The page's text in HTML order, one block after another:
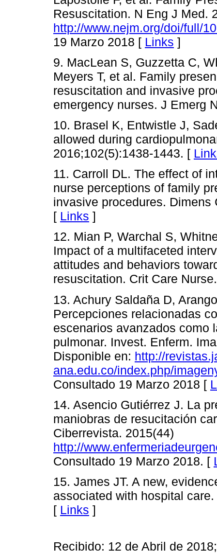
Resuscitation. N Eng J Med.
http://www.nejm.org/doi/full/
19 Marzo 2018 [ Links ]
9. MacLean S, Guzzetta C,
Meyers T, et al. Family
resuscitation and invasive
emergency nurses. J Emerg
10. Brasel K, Entwistle J,
allowed during
2016;102(5):1438-1443. [
11. Carroll DL. The effect of
nurse perceptions of family
invasive procedures. Dimens
[ Links ]
12. Mian P, Warchal S,
Impact of a multifaceted
attitudes and behaviors
resuscitation. Crit Care
13. Achury Saldaña D,
Percepciones relacionadas
escenarios avanzados como
pulmonar. Invest. Enferm.
Disponible en: http://
ana.edu.co/index.php/
Consultado 19 Marzo 2018 [
14. Asencio Gutiérrez J. La
maniobras de resucitación
Ciberrevista. 2015(44)
http://
Consultado 19 Marzo 2018. [
15. James JT. A new,
associated with hospital
[ Links ]
Recibido: 12 de Abril de